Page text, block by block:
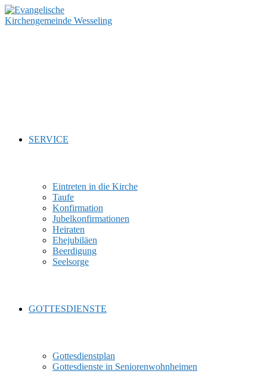
Zum
Inhalt
SERVICE
Eintreten in die Kirche
Taufe
Konfirmation
Jubelkonfirmationen
Heiraten
Ehejubiläen
Beerdigung
Seelsorge
GOTTESDIENSTE
Gottesdienstplan
Gottesdienste in Seniorenwohnheimen